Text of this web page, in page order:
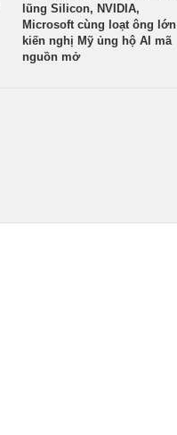
lũng Silicon, NVIDIA,
Microsoft cùng loạt ông lớn
kiến nghị Mỹ ủng hộ AI mã
nguồn mở